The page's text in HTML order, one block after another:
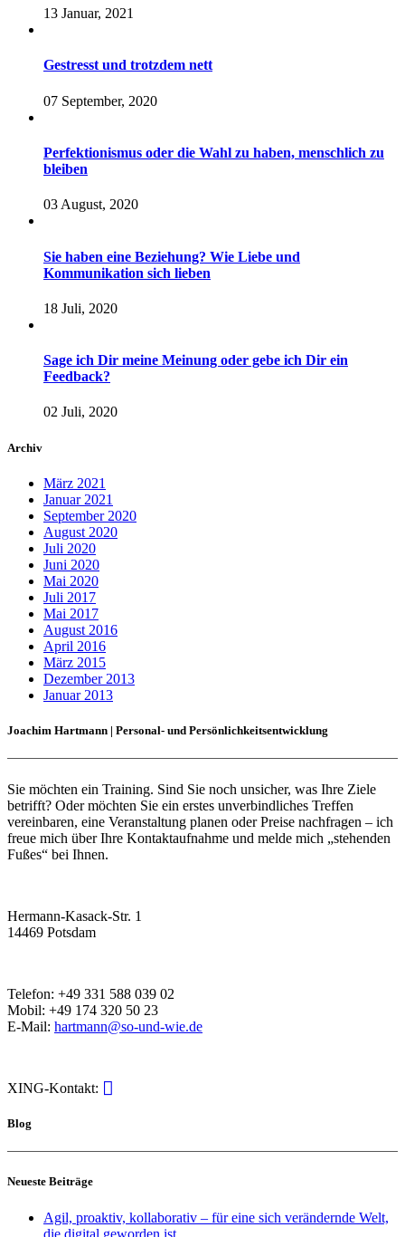
13 Januar, 2021
Gestresst und trotzdem nett
07 September, 2020
Perfektionismus oder die Wahl zu haben, menschlich zu
bleiben
03 August, 2020
Sie haben eine Beziehung? Wie Liebe und
Kommunikation sich lieben
18 Juli, 2020
Sage ich Dir meine Meinung oder gebe ich Dir ein
Feedback?
02 Juli, 2020
Archiv
März 2021
Januar 2021
September 2020
August 2020
Juli 2020
Juni 2020
Mai 2020
Juli 2017
Mai 2017
August 2016
April 2016
März 2015
Dezember 2013
Januar 2013
Joachim Hartmann | Personal- und Persönlichkeitsentwicklung
Sie möchten ein Training. Sind Sie noch unsicher, was Ihre Ziele
betrifft? Oder möchten Sie ein erstes unverbindliches Treffen
vereinbaren, eine Veranstaltung planen oder Preise nachfragen – ich
freue mich über Ihre Kontaktaufnahme und melde mich „stehenden
Fußes“ bei Ihnen.
Hermann-Kasack-Str. 1
14469 Potsdam
Telefon: +49 331 588 039 02
Mobil: +49 174 320 50 23
E-Mail: hartmann@so-und-wie.de
XING-Kontakt:
Blog
Neueste Beiträge
Agil, proaktiv, kollaborativ – für eine sich verändernde Welt,
die digital geworden ist